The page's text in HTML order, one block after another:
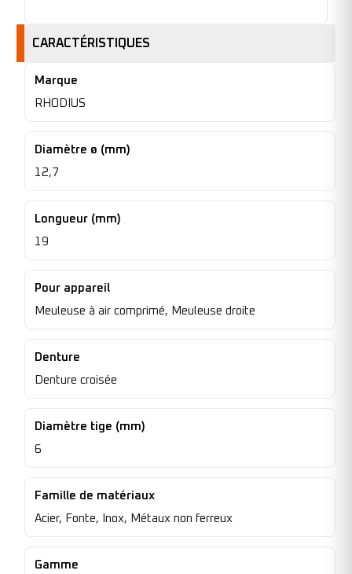
CARACTÉRISTIQUES
Marque
RHODIUS
Diamètre ø (mm)
12,7
Longueur (mm)
19
Pour appareil
Meuleuse à air comprimé, Meuleuse droite
Denture
Denture croisée
Diamètre tige (mm)
6
Famille de matériaux
Acier, Fonte, Inox, Métaux non ferreux
Gamme